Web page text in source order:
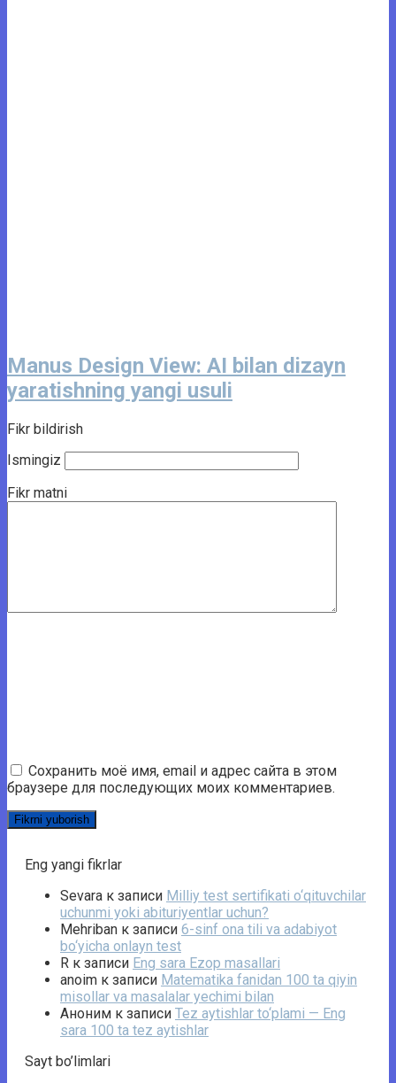
Manus Design View: AI bilan dizayn
yaratishning yangi usuli
Fikr bildirish
Ismingiz
Fikr matni
Сохранить моё имя, email и адрес сайта в этом
браузере для последующих моих комментариев.
Eng yangi fikrlar
Sevara к записи Milliy test sertifikati o‘qituvchilar
uchunmi yoki abituriyentlar uchun?
Mehriban к записи 6-sinf ona tili va adabiyot
bo‘yicha onlayn test
R к записи Eng sara Ezop masallari
anoim к записи Matematika fanidan 100 ta qiyin
misollar va masalalar yechimi bilan
Аноним к записи Tez aytishlar to‘plami — Eng
sara 100 ta tez aytishlar
Sayt bo’limlari